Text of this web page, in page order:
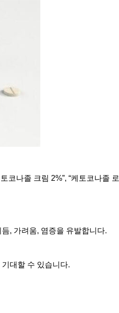
코나졸 크림 2%”, “케토코나졸 로
, 가려움, 염증을 유발합니다.
대할 수 있습니다.